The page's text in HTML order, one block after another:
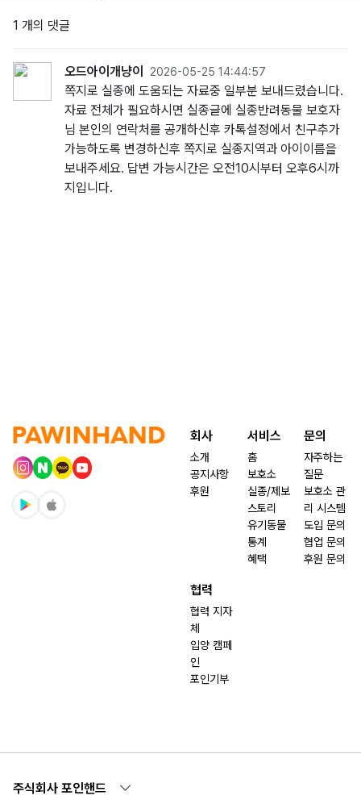
1 개의 댓글
오드아이개냥이 2026-05-25 14:44:57
쪽지로 실종에 도움되는 자료중 일부분 보내드렸습니다.
자료 전체가 필요하시면 실종글에 실종반려동물 보호자
님 본인의 연락처를 공개하신후 카톡설정에서 친구추가
가능하도록 변경하신후 쪽지로 실종지역과 아이이름을
보내주세요. 답변 가능시간은 오전10시부터 오후6시까
지입니다.
회사
소개
공지사항
후원
서비스
홈
보호소
실종/제보
스토리
유기동물
통계
혜택
문의
자주하는
질문
보호소 관
리 시스템
도입 문의
협업 문의
후원 문의
협력
협력 지자
체
입양 캠페
인
포인기부
주식회사 포인핸드